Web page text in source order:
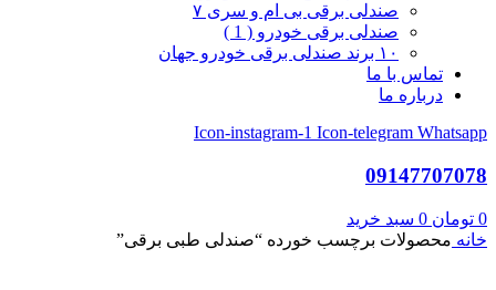
صندلی برقی بی ام و سری ۷
صندلی برقی خودرو ( 1 )
۱۰ برند صندلی برقی خودرو جهان
تماس با ما
درباره ما
Icon-instagram-1 Icon-telegram Whatsapp
09147707078
0 تومان 0 سبد خرید
خانه محصولات برچسب خورده “صندلی طبی برقی”